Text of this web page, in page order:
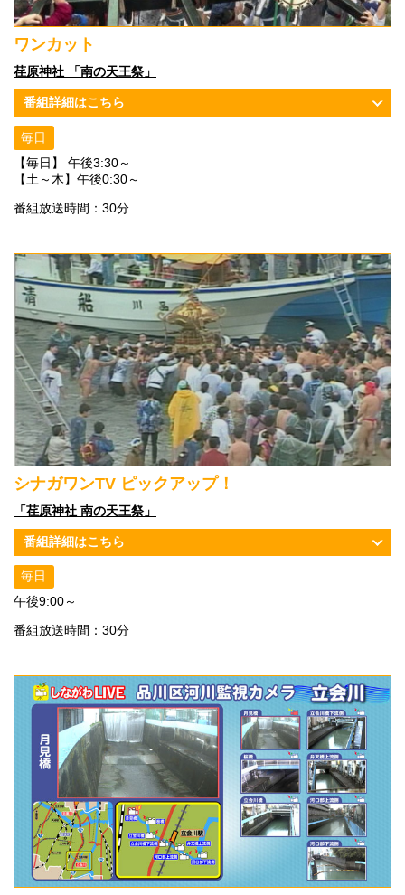
ワンカット
荏原神社 「南の天王祭」
番組詳細はこちら
毎日
【毎日】 午後3:30～
【土～木】午後0:30～
番組放送時間：30分
シナガワンTV ピックアップ！
「荏原神社 南の天王祭」
番組詳細はこちら
毎日
午後9:00～
番組放送時間：30分